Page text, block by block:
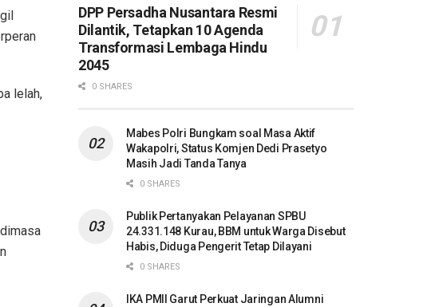
lelah,
DPP Persadha Nusantara Resmi
Dilantik, Tetapkan 10 Agenda
Transformasi Lembaga Hindu
2045
0 SHARES
Mabes Polri Bungkam soal Masa Aktif
Wakapolri, Status Komjen Dedi Prasetyo
Masih Jadi Tanda Tanya
0 SHARES
Publik Pertanyakan Pelayanan SPBU
24.331.148 Kurau, BBM untuk Warga Disebut
Habis, Diduga Pengerit Tetap Dilayani
0 SHARES
IKA PMII Garut Perkuat Jaringan Alumni